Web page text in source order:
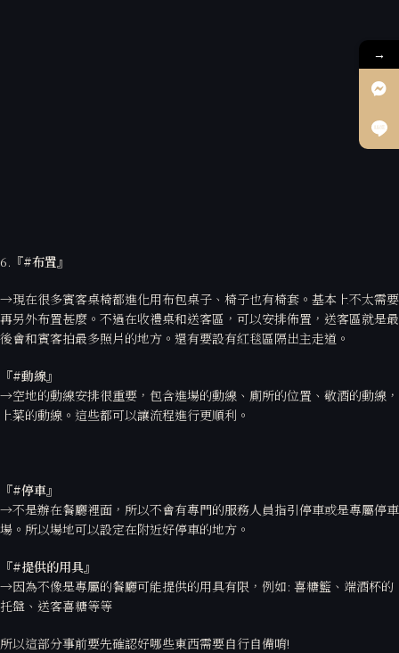
6. 『#布置』
→現在很多賓客桌椅都進化用布包桌子、椅子也有椅套。基本上不太需要
再另外布置甚麼。不過在收禮桌和送客區，可以安排佈置，送客區就是最
後會和賓客拍最多照片的地方。還有要設有紅毯區隔出主走道。
『#動線』
→空地的動線安排很重要，包含進場的動線、廁所的位置、敬酒的動線，
上菜的動線。這些都可以讓流程進行更順利。
『#停車』
→不是辦在餐廳裡面，所以不會有專門的服務人員指引停車或是專屬停車
場。所以場地可以設定在附近好停車的地方。
『#提供的用具』
→因為不像是專屬的餐廳可能提供的用具有限，例如: 喜糖籃、端酒杯的
托盤、送客喜糖等等
所以這部分事前要先確認好哪些東西需要自行自備唷!
→